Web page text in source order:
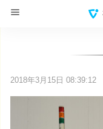
2018年3月15日 08:39:12